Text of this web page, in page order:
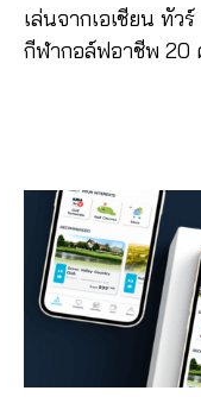
เล่นจากเอเชียน ทั
กีฬากอล์ฟอาชีพ